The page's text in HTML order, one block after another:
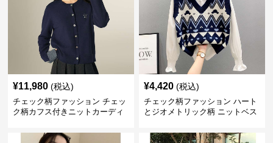
¥11,980 (税込)
チェック柄ファッション チェッ
ク柄カフス付きニットカーディ
¥4,420 (税込)
チェック柄ファッション ハート
とジオメトリック柄 ニットベス